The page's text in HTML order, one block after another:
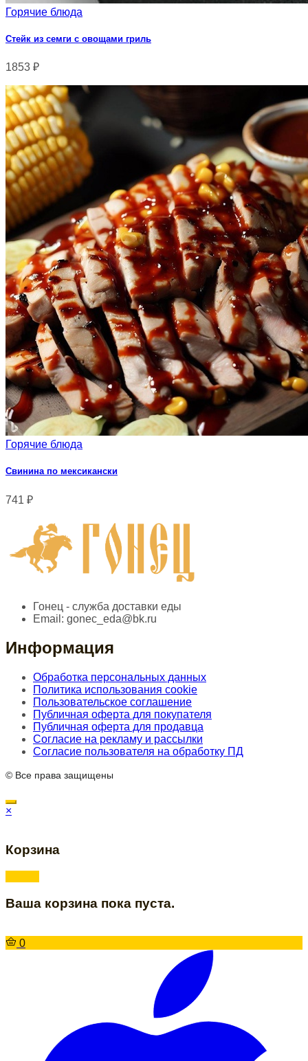
Горячие блюда
Стейк из семги с овощами гриль
1853 ₽
Горячие блюда
Свинина по мексикански
741 ₽
Гонец - служба доставки еды
Email: gonec_eda@bk.ru
Информация
Обработка персональных данных
Политика использования cookie
Пользовательское соглашение
Публичная оферта для покупателя
Публичная оферта для продавца
Согласие на рекламу и рассылки
Согласие пользователя на обработку ПД
© Все права защищены
×
Корзина
Ваша корзина пока пуста.
0